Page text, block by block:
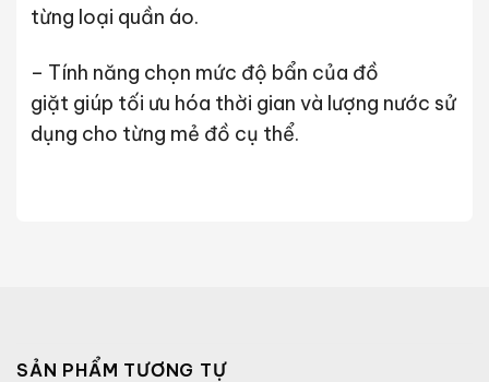
từng loại quần áo.
– Tính năng chọn mức độ bẩn của đồ
giặt giúp tối ưu hóa thời gian và lượng nước sử
dụng cho từng mẻ đồ cụ thể.
SẢN PHẨM TƯƠNG TỰ